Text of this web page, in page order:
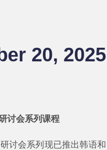
20, 2025
讨会系列课程
讨会系列现已推出韩语